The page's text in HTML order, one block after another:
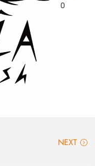
0
NEXT